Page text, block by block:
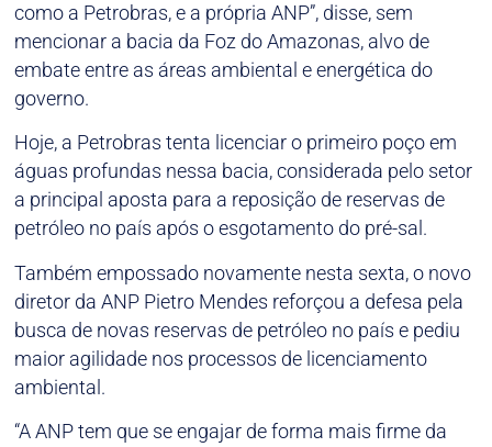
como a Petrobras, e a própria ANP”, disse, sem
mencionar a bacia da Foz do Amazonas, alvo de
embate entre as áreas ambiental e energética do
governo.
Hoje, a Petrobras tenta licenciar o primeiro poço em
águas profundas nessa bacia, considerada pelo setor
a principal aposta para a reposição de reservas de
petróleo no país após o esgotamento do pré-sal.
Também empossado novamente nesta sexta, o novo
diretor da ANP Pietro Mendes reforçou a defesa pela
busca de novas reservas de petróleo no país e pediu
maior agilidade nos processos de licenciamento
ambiental.
“A ANP tem que se engajar de forma mais firme da